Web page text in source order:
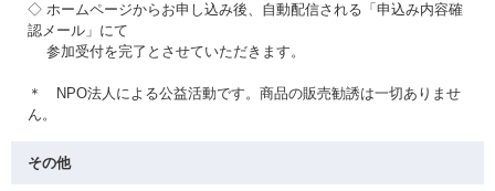
◇ ホームページからお申し込み後、自動配信される「申込み内容確
認メール」にて
参加受付を完了とさせていただきます。
＊ NPO法人による公益活動です。商品の販売勧誘は一切ありませ
ん。
その他